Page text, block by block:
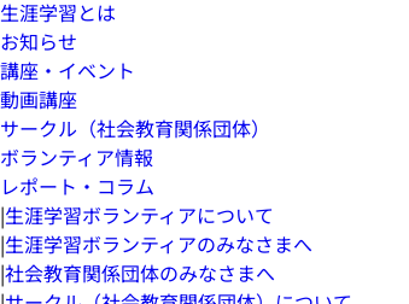
生涯学習とは
お知らせ
講座・イベント
動画講座
サークル（社会教育関係団体）
ボランティア情報
レポート・コラム
|生涯学習ボランティアについて
|生涯学習ボランティアのみなさまへ
|社会教育関係団体のみなさまへ